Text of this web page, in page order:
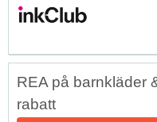
REA på barnkläder
rabatt